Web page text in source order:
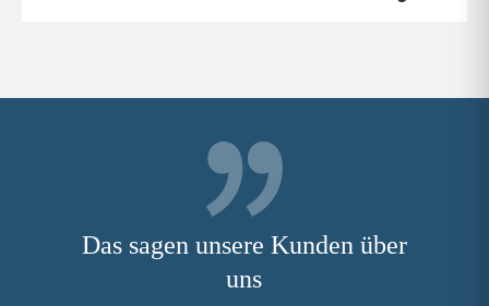
Das sagen unsere Kunden über
uns